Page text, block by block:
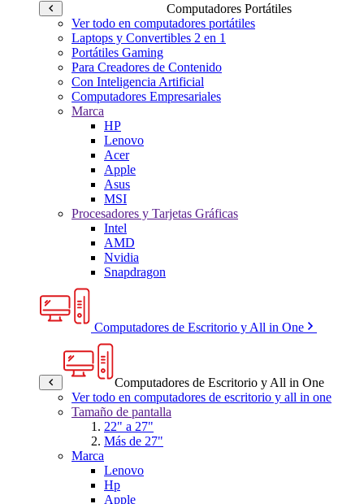
Computadores Portátiles
Ver todo en computadores portátiles
Laptops y Convertibles 2 en 1
Portátiles Gaming
Para Creadores de Contenido
Con Inteligencia Artificial
Computadores Empresariales
Marca
HP
Lenovo
Acer
Apple
Asus
MSI
Procesadores y Tarjetas Gráficas
Intel
AMD
Nvidia
Snapdragon
Computadores de Escritorio y All in One
Computadores de Escritorio y All in One
Ver todo en computadores de escritorio y all in one
Tamaño de pantalla
22" a 27"
Más de 27"
Marca
Lenovo
Hp
Apple